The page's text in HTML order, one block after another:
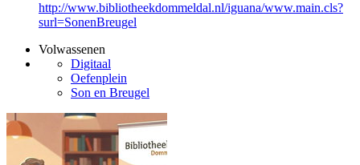
http://www.bibliotheekdommeldal.nl/iguana/www.main.cls?
surl=SonenBreugel
Volwassenen
Digitaal
Oefenplein
Son en Breugel